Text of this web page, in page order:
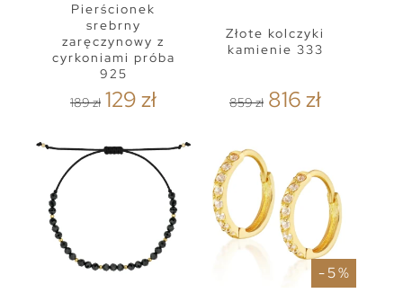
Pierścionek
srebrny
zaręczynowy z
cyrkoniami próba
925
189 zł 129 zł
Złote kolczyki
kamienie 333
859 zł 816 zł
- 5 %